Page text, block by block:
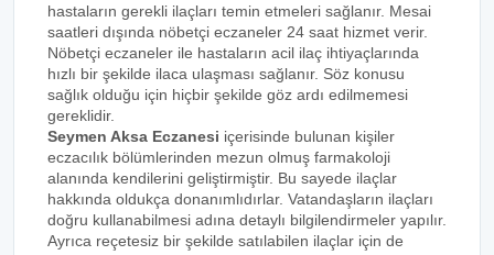
hastaların gerekli ilaçları temin etmeleri sağlanır. Mesai
saatleri dışında nöbetçi eczaneler 24 saat hizmet verir.
Nöbetçi eczaneler ile hastaların acil ilaç ihtiyaçlarında
hızlı bir şekilde ilaca ulaşması sağlanır. Söz konusu
sağlık olduğu için hiçbir şekilde göz ardı edilmemesi
gereklidir.
Seymen Aksa Eczanesi içerisinde bulunan kişiler
eczacılık bölümlerinden mezun olmuş farmakoloji
alanında kendilerini geliştirmiştir. Bu sayede ilaçlar
hakkında oldukça donanımlıdırlar. Vatandaşların ilaçları
doğru kullanabilmesi adına detaylı bilgilendirmeler yapılır.
Ayrıca reçetesiz bir şekilde satılabilen ilaçlar için de